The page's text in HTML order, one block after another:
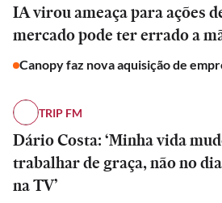
IA virou ameaça para ações
mercado pode ter errado a
Canopy faz nova aquisição de
TRIP FM
Dário Costa: ‘Minha vida
trabalhar de graça, não no
na TV’